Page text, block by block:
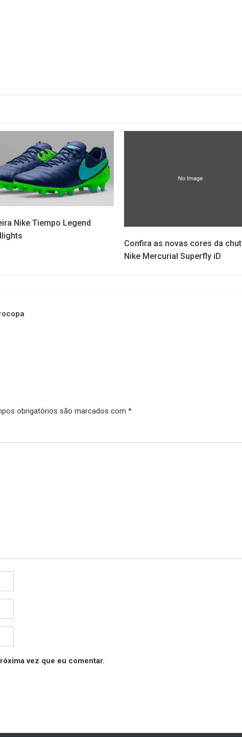
Nike Tiempo Legend
Confira as novas cores da
Nike Mercurial Superfly iD
obrigatórios são marcados com *
vez que eu comentar.